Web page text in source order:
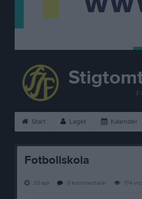
Start Laget Kalender
Fotbollskola
30 apr 0 kommentarer 174